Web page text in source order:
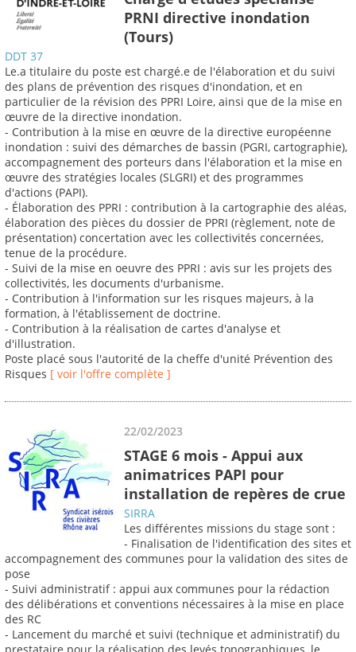
PRNI directive inondation
(Tours)
DDT 37
Le.a titulaire du poste est chargé.e de l'élaboration et du suivi
des plans de prévention des risques d'inondation, et en
particulier de la révision des PPRI Loire, ainsi que de la mise en
œuvre de la directive inondation.
- Contribution à la mise en œuvre de la directive européenne
inondation : suivi des démarches de bassin (PGRI, cartographie),
accompagnement des porteurs dans l'élaboration et la mise en
œuvre des stratégies locales (SLGRI) et des programmes
d'actions (PAPI).
- Élaboration des PPRI : contribution à la cartographie des aléas,
élaboration des pièces du dossier de PPRI (règlement, note de
présentation) concertation avec les collectivités concernées,
tenue de la procédure.
- Suivi de la mise en oeuvre des PPRI : avis sur les projets des
collectivités, les documents d'urbanisme.
- Contribution à l'information sur les risques majeurs, à la
formation, à l'établissement de doctrine.
- Contribution à la réalisation de cartes d'analyse et
d'illustration.
Poste placé sous l'autorité de la cheffe d'unité Prévention des
Risques [ voir l'offre complète ]
22/02/2023
STAGE 6 mois - Appui aux
animatrices PAPI pour
installation de repères de crue
SIRRA
Les différentes missions du stage sont :
- Finalisation de l'identification des sites et
accompagnement des communes pour la validation des sites de
pose
- Suivi administratif : appui aux communes pour la rédaction
des délibérations et conventions nécessaires à la mise en place
des RC
- Lancement du marché et suivi (technique et administratif) du